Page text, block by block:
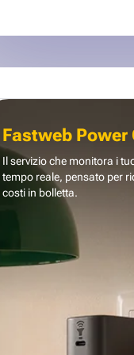
Fastweb Power
Il servizio che monitora i
tempo reale, pensato per
costi in bolletta.